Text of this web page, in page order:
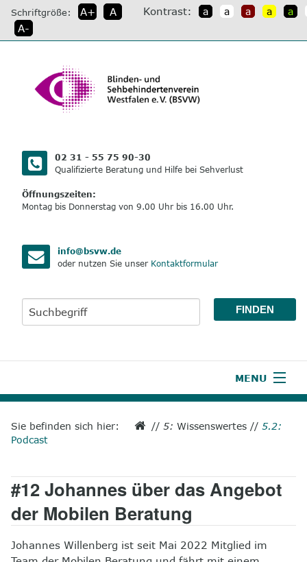
direkt
zum
Inhalt
Schriftgröße: A+
A
A-
Kontrast: a a a a a
02 31 - 55 75 90-30
Qualifizierte Beratung und Hilfe bei Sehverlust
Öffnungszeiten:
Montag bis Donnerstag von 9.00 Uhr bis 16.00 Uhr.
info@bsvw.de
oder nutzen Sie unser Kontaktformular
MENU
2
Aktuelles
3
Wir über uns
Unsere Leistungen
Sie befinden sich hier: //5:Wissenswertes //5.2:
Podcast
#12 Johannes über das Angebot
der Mobilen Beratung
Johannes Willenberg ist seit Mai 2022 Mitglied im